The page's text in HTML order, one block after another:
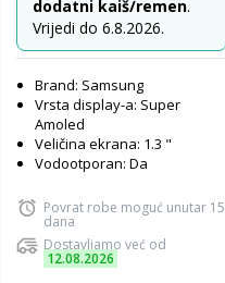
dodatni kaiš/remen.
Vrijedi do 6.8.2026.
Brand: Samsung
Vrsta display-a: Super
Amoled
Veličina ekrana: 1.3 "
Vodootporan: Da
Povrat robe moguć unutar 15
dana
Dostavljamo već od
12.08.2026